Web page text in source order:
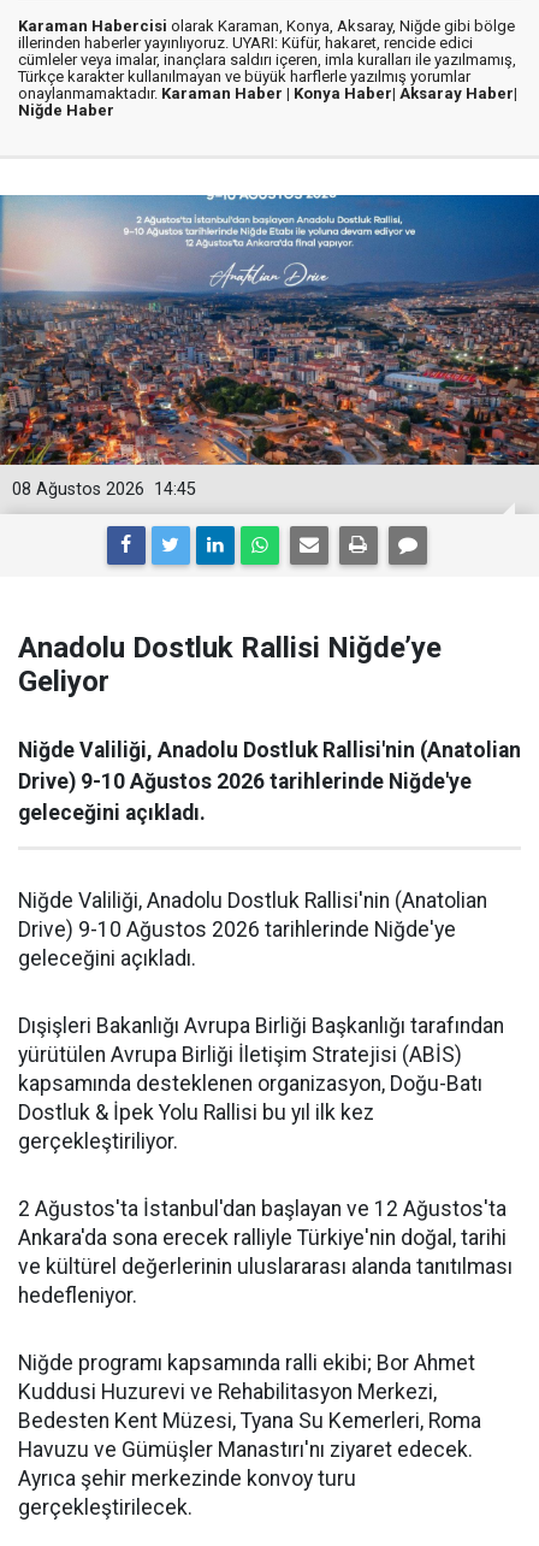
Karaman Habercisi olarak Karaman, Konya, Aksaray, Niğde gibi bölge
illerinden haberler yayınlıyoruz. UYARI: Küfür, hakaret, rencide edici
cümleler veya imalar, inançlara saldırı içeren, imla kuralları ile yazılmamış,
Türkçe karakter kullanılmayan ve büyük harflerle yazılmış yorumlar
onaylanmamaktadır. Karaman Haber | Konya Haber| Aksaray Haber|
Niğde Haber
14:45
08 Ağustos 2026
Anadolu Dostluk Rallisi Niğde’ye
Geliyor
Niğde Valiliği, Anadolu Dostluk Rallisi'nin (Anatolian
Drive) 9-10 Ağustos 2026 tarihlerinde Niğde'ye
geleceğini açıkladı.
Niğde Valiliği, Anadolu Dostluk Rallisi'nin (Anatolian
Drive) 9-10 Ağustos 2026 tarihlerinde Niğde'ye
geleceğini açıkladı.
Dışişleri Bakanlığı Avrupa Birliği Başkanlığı tarafından
yürütülen Avrupa Birliği İletişim Stratejisi (ABİS)
kapsamında desteklenen organizasyon, Doğu-Batı
Dostluk & İpek Yolu Rallisi bu yıl ilk kez
gerçekleştiriliyor.
2 Ağustos'ta İstanbul'dan başlayan ve 12 Ağustos'ta
Ankara'da sona erecek ralliyle Türkiye'nin doğal, tarihi
ve kültürel değerlerinin uluslararası alanda tanıtılması
hedefleniyor.
Niğde programı kapsamında ralli ekibi; Bor Ahmet
Kuddusi Huzurevi ve Rehabilitasyon Merkezi,
Bedesten Kent Müzesi, Tyana Su Kemerleri, Roma
Havuzu ve Gümüşler Manastırı'nı ziyaret edecek.
Ayrıca şehir merkezinde konvoy turu
gerçekleştirilecek.